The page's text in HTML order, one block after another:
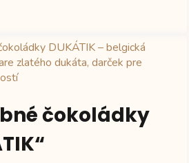
čokoládky